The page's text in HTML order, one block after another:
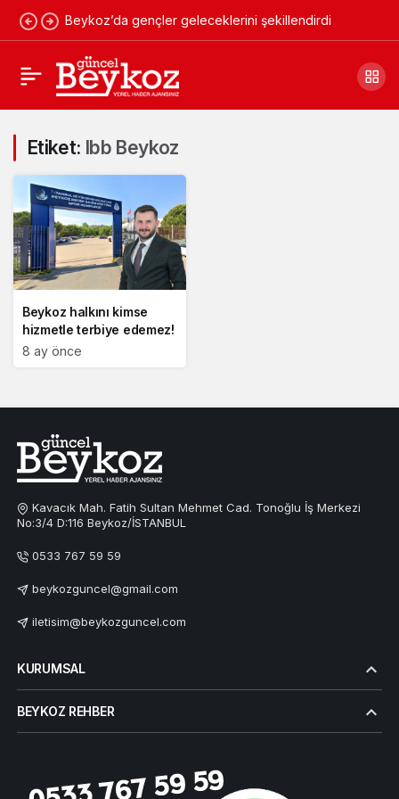
Beykoz’da gençler geleceklerini şekillendirdi
Etiket: Ibb Beykoz
Beykoz halkını kimse
hizmetle terbiye edemez!
8 ay önce
Kavacık Mah. Fatih Sultan Mehmet Cad. Tonoğlu İş Merkezi
No:3/4 D:116 Beykoz/İSTANBUL
0533 767 59 59
beykozguncel@gmail.com
iletisim@beykozguncel.com
KURUMSAL
BEYKOZ REHBER